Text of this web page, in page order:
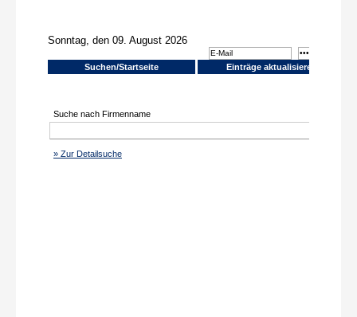
Einträge aktualisieren